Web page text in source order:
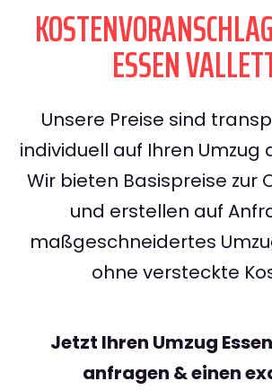
ESSEN
Unsere Preise sind
individuell auf Ihren
Wir bieten Basispreise zur
und erstellen auf
maßgeschneidertes
ohne versteckte
Jetzt Ihren Umzug
anfragen & einen